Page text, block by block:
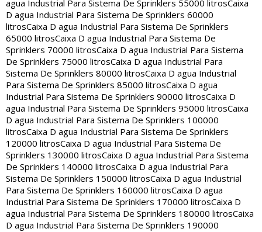
agua Industrial Para Sistema De Sprinklers 55000 litrosCaixa
D agua Industrial Para Sistema De Sprinklers 60000
litrosCaixa D agua Industrial Para Sistema De Sprinklers
65000 litrosCaixa D agua Industrial Para Sistema De
Sprinklers 70000 litrosCaixa D agua Industrial Para Sistema
De Sprinklers 75000 litrosCaixa D agua Industrial Para
Sistema De Sprinklers 80000 litrosCaixa D agua Industrial
Para Sistema De Sprinklers 85000 litrosCaixa D agua
Industrial Para Sistema De Sprinklers 90000 litrosCaixa D
agua Industrial Para Sistema De Sprinklers 95000 litrosCaixa
D agua Industrial Para Sistema De Sprinklers 100000
litrosCaixa D agua Industrial Para Sistema De Sprinklers
120000 litrosCaixa D agua Industrial Para Sistema De
Sprinklers 130000 litrosCaixa D agua Industrial Para Sistema
De Sprinklers 140000 litrosCaixa D agua Industrial Para
Sistema De Sprinklers 150000 litrosCaixa D agua Industrial
Para Sistema De Sprinklers 160000 litrosCaixa D agua
Industrial Para Sistema De Sprinklers 170000 litrosCaixa D
agua Industrial Para Sistema De Sprinklers 180000 litrosCaixa
D agua Industrial Para Sistema De Sprinklers 190000